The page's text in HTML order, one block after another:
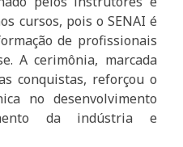
cursos, pois o SENAI é
de profissionais
A cerimônia, marcada
conquistas, reforçou o
no desenvolvimento
da indústria e